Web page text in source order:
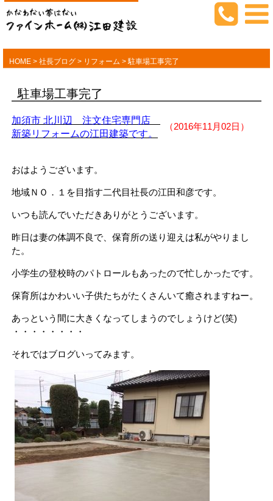
HOME > 社長ブログ > リフォーム >駐車場工事完了
駐車場工事完了
（2016年11月02日）
加須市 北川辺 注文住宅専門店
新築リフォームの江田建築です。
おはようございます。
地域ＮＯ．１を目指す二代目社長の江田和彦です。
いつも読んでいただきありがとうございます。
昨日は妻の体調不良で、保育所の送り迎えは私がやりまし
た。
小学生の登校時のパトロールもあったので忙しかったです。
保育所はかわいい子供たちがたくさんいて癒されますねー。
あっという間に大きくなってしまうのでしょうけど(笑)
・・・・・・・・
それではブログいってみます。